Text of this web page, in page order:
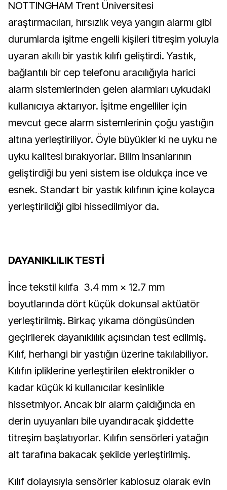
NOTTINGHAM Trent Üniversitesi
araştırmacıları, hırsızlık veya yangın alarmı gibi
durumlarda işitme engelli kişileri titreşim yoluyla
uyaran akıllı bir yastık kılıfı geliştirdi. Yastık,
bağlantılı bir cep telefonu aracılığıyla harici
alarm sistemlerinden gelen alarmları uykudaki
kullanıcıya aktarıyor. İşitme engelliler için
mevcut gece alarm sistemlerinin çoğu yastığın
altına yerleştiriliyor. Öyle büyükler ki ne uyku ne
uyku kalitesi bırakıyorlar. Bilim insanlarının
geliştirdiği bu yeni sistem ise oldukça ince ve
esnek. Standart bir yastık kılıfının içine kolayca
yerleştirildiği gibi hissedilmiyor da.
DAYANIKLILIK TESTİ
İnce tekstil kılıfa 3.4 mm × 12.7 mm
boyutlarında dört küçük dokunsal aktüatör
yerleştirilmiş. Birkaç yıkama döngüsünden
geçirilerek dayanıklılık açısından test edilmiş.
Kılıf, herhangi bir yastığın üzerine takılabiliyor.
Kılıfın ipliklerine yerleştirilen elektronikler o
kadar küçük ki kullanıcılar kesinlikle
hissetmiyor. Ancak bir alarm çaldığında en
derin uyuyanları bile uyandıracak şiddette
titreşim başlatıyorlar. Kılıfın sensörleri yatağın
alt tarafına bakacak şekilde yerleştirilmiş.
Kılıf dolayısıyla sensörler kablosuz olarak evin